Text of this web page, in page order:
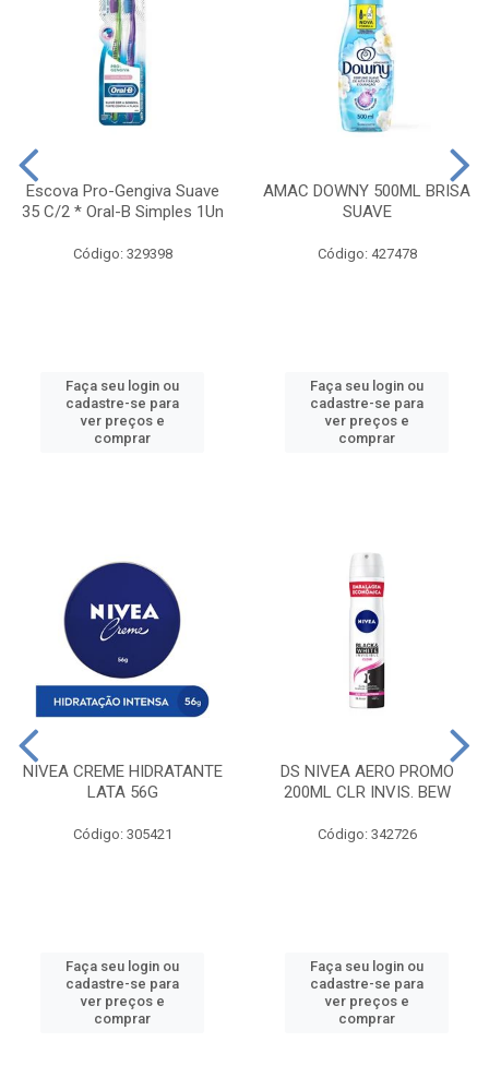
Escova Pro-Gengiva Suave
35 C/2 * Oral-B Simples 1Un
Código: 329398
Faça seu login ou
cadastre-se para
ver preços e
comprar
AMAC DOWNY 500ML BRISA
SUAVE
Código: 427478
Faça seu login ou
cadastre-se para
ver preços e
comprar
NIVEA CREME HIDRATANTE
LATA 56G
Código: 305421
Faça seu login ou
cadastre-se para
ver preços e
comprar
DS NIVEA AERO PROMO
200ML CLR INVIS. BEW
Código: 342726
Faça seu login ou
cadastre-se para
ver preços e
comprar